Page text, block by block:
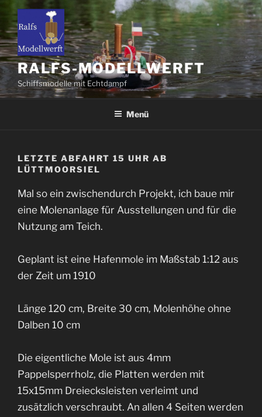
Zum
Inhalt
springen
RALFS-MODELLWERFT
Schiffsmodelle mit Echtdampf
Menü
LETZTE ABFAHRT 15 UHR AB
LÜTTMOORSIEL
Mal so ein zwischendurch Projekt, ich baue mir
eine Molenanlage für Ausstellungen und für die
Nutzung am Teich.
Geplant ist eine Hafenmole im Maßstab 1:12 aus
der Zeit um 1910
Länge 120 cm, Breite 30 cm, Molenhöhe ohne
Dalben 10 cm
Die eigentliche Mole ist aus 4mm
Pappelsperrholz, die Platten werden mit
15x15mm Dreiecksleisten verleimt und
zusätzlich verschraubt. An allen 4 Seiten werden